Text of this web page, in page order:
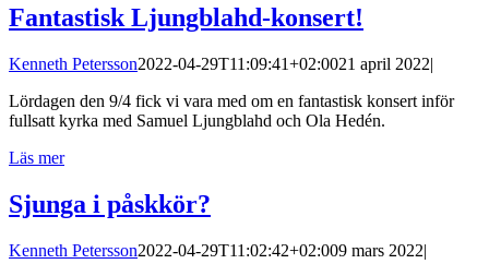
Fantastisk Ljungblahd-konsert!
Kenneth Petersson2022-04-29T11:09:41+02:0021 april 2022|
Lördagen den 9/4 fick vi vara med om en fantastisk konsert inför
fullsatt kyrka med Samuel Ljungblahd och Ola Hedén.
Läs mer
Sjunga i påskkör?
Kenneth Petersson2022-04-29T11:02:42+02:009 mars 2022|